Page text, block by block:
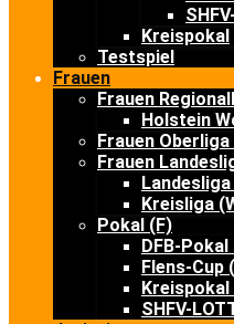
Kreispokal
Testspiel
Frauen
Frauen
Holstein
Frauen Oberliga
Frauen
Kreisliga
Pokal (F)
DFB-Pokal
Flens-Cup
Kreispokal
SHFV-